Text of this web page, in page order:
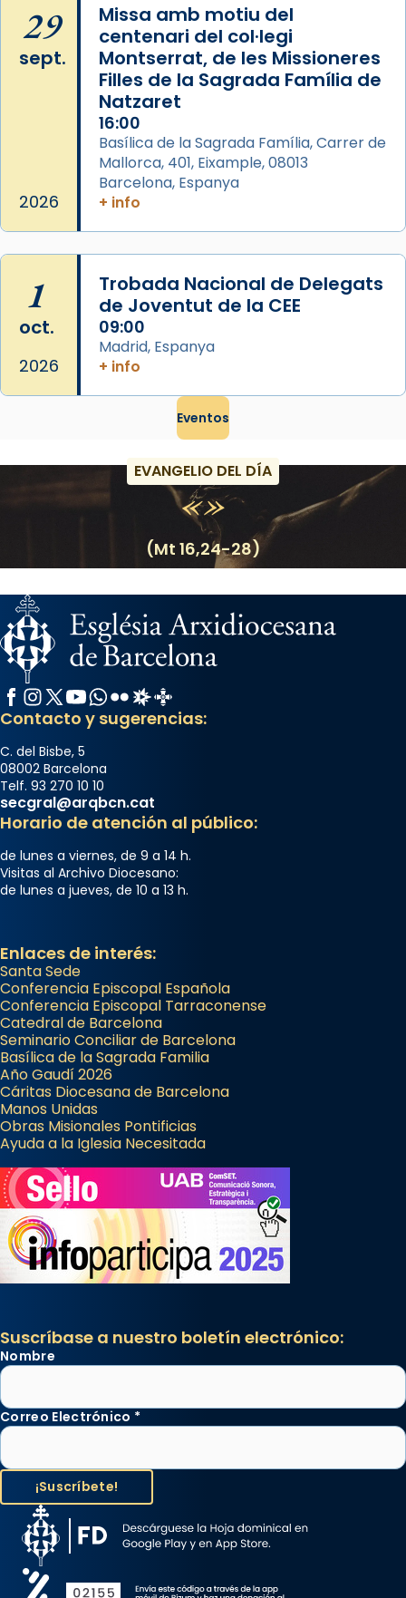
29
sept.
2026
Missa amb motiu del
centenari del col·legi
Montserrat, de les Missioneres
Filles de la Sagrada Família de
Natzaret
16:00
Basílica de la Sagrada Família, Carrer de
Mallorca, 401, Eixample, 08013
Barcelona, Espanya
+ info
1
oct.
2026
Trobada Nacional de Delegats
de Joventut de la CEE
09:00
Madrid, Espanya
+ info
Eventos
EVANGELIO DEL DÍA
(Mt 16,24-28)
Facebook
Instagram
X / Twitter
YouTube
WhatsApp
FlickrRadio Estel
Catalunya Cristiana
Contacto y sugerencias:
C. del Bisbe, 5
08002 Barcelona
Telf. 93 270 10 10
secgral@arqbcn.cat
Horario de atención al público:
de lunes a viernes, de 9 a 14 h.
Visitas al Archivo Diocesano:
de lunes a jueves, de 10 a 13 h.
Enlaces de interés:
Santa Sede
Conferencia Episcopal Española
Conferencia Episcopal Tarraconense
Catedral de Barcelona
Seminario Conciliar de Barcelona
Basílica de la Sagrada Familia
Año Gaudí 2026
Cáritas Diocesana de Barcelona
Manos Unidas
Obras Misionales Pontificias
Ayuda a la Iglesia Necesitada
Suscríbase a nuestro boletín electrónico:
Nombre
Correo Electrónico *